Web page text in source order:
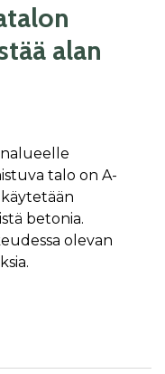
alan
talo on A-
betonia.
olevan